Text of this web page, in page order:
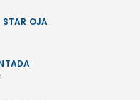
STAR OJA